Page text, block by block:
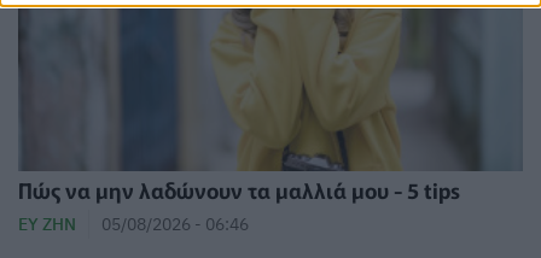
Πώς να μην λαδώνουν τα μαλλιά μου - 5 tips
ΕΥ ΖΗΝ 05/08/2026 - 06:46